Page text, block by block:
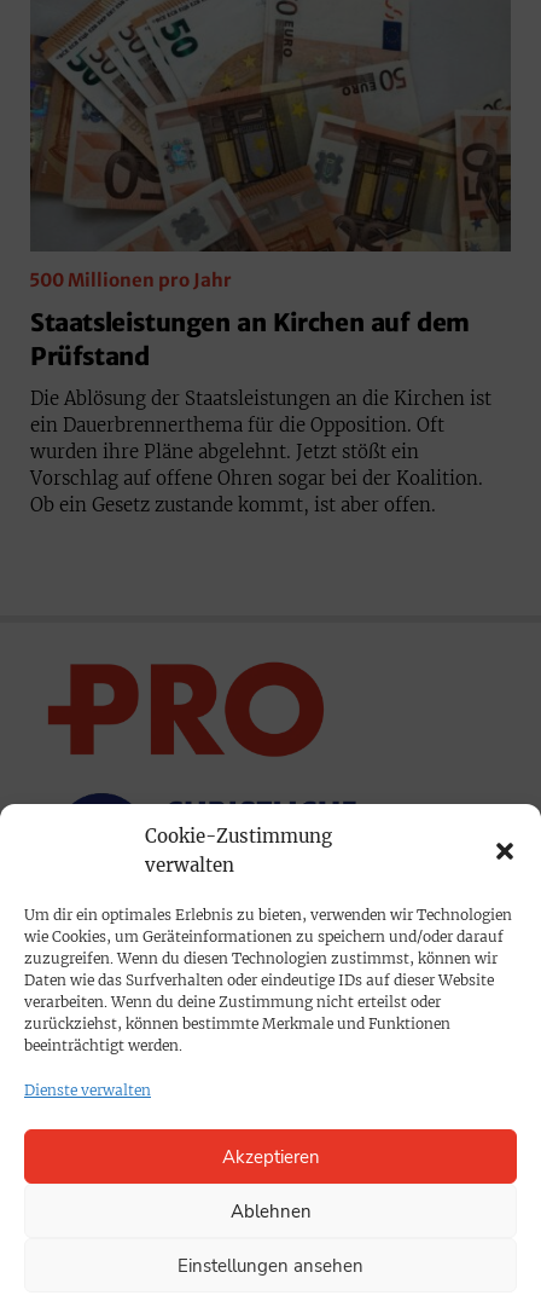
Cookie-Zustimmung
verwalten
Um dir ein optimales Erlebnis zu bieten, verwenden wir Technologien
wie Cookies, um Geräteinformationen zu speichern und/oder darauf
zuzugreifen. Wenn du diesen Technologien zustimmst, können wir
Daten wie das Surfverhalten oder eindeutige IDs auf dieser Website
verarbeiten. Wenn du deine Zustimmung nicht erteilst oder
zurückziehst, können bestimmte Merkmale und Funktionen
beeinträchtigt werden.
Dienste verwalten
Akzeptieren
Ablehnen
Einstellungen ansehen
500 Millionen pro Jahr
Staatsleistungen an Kirchen auf dem
Prüfstand
Die Ablösung der Staatsleistungen an die Kirchen ist
ein Dauerbrennerthema für die Opposition. Oft
wurden ihre Pläne abgelehnt. Jetzt stößt ein
Vorschlag auf offene Ohren sogar bei der Koalition.
Ob ein Gesetz zustande kommt, ist aber offen.
PRINTAUSGABE
Mediadaten
PROKOMPAKT
Impressum